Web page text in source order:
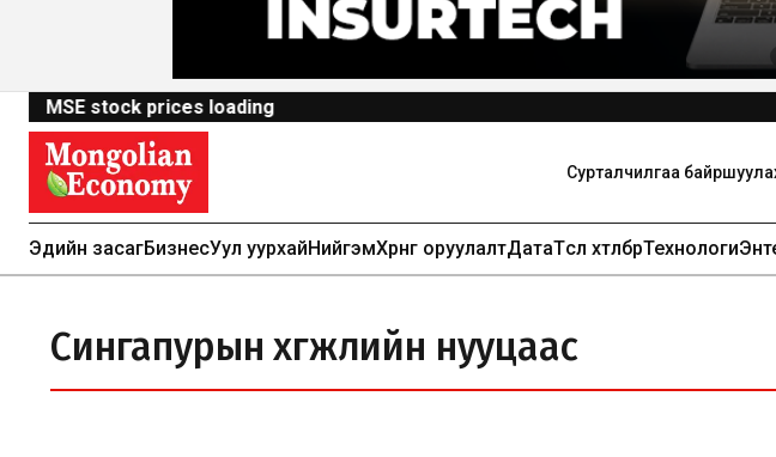
MSE stock prices loading
Сурталчилгаа
Эдийн засагБизнесУул уурхайНийгэмХөрөнгө оруулалтДатаТөсөл хөтөлбөрТехнологи
Сингапурын хөгжлийн нууцаас